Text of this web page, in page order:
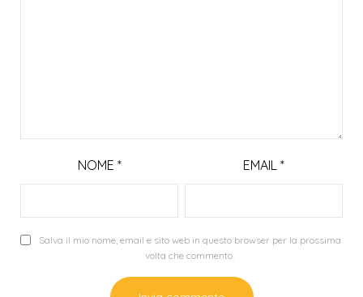
NOME * EMAIL *
Salva il mio nome, email e sito web in questo browser per la prossima
volta che commento.